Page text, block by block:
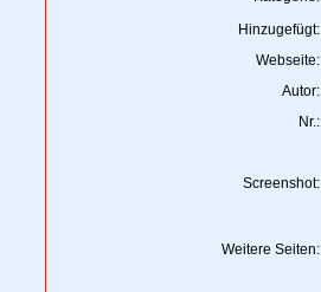
Hinzugefügt:
Webseite:
Autor:
Nr.:
Screenshot:
Weitere Seiten: